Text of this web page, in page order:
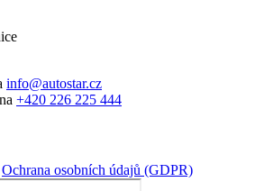
info@autostar.cz
+420 226 225 444
Ochrana osobních údajů (GDPR)